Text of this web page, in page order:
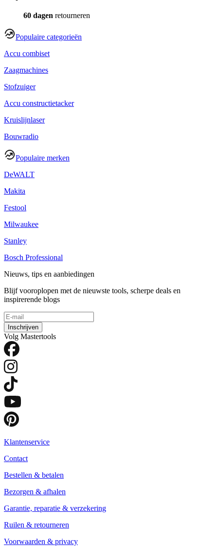
60 dagen retourneren
Populaire categorieën
Accu combiset
Zaagmachines
Stofzuiger
Accu constructietacker
Kruislijnlaser
Bouwradio
Populaire merken
DeWALT
Makita
Festool
Milwaukee
Stanley
Bosch Professional
Nieuws, tips en aanbiedingen
Blijf vooroplopen met de nieuwste tools, scherpe deals en
inspirerende blogs
Inschrijven
Volg Mastertools
Klantenservice
Contact
Bestellen & betalen
Bezorgen & afhalen
Garantie, reparatie & verzekering
Ruilen & retourneren
Voorwaarden & privacy